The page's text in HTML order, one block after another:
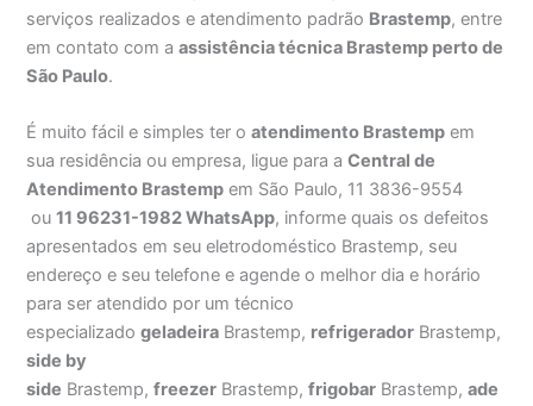
serviços realizados e atendimento padrão Brastemp, entre
em contato com aassistência técnica Brastemp perto de
São Paulo.
É muito fácil e simples ter oatendimento Brastemp em
sua residência ou empresa, ligue para aCentral de
Atendimento Brastemp em São Paulo, 11 3836-9554
ou11 96231-1982 WhatsApp, informe quais os defeitos
apresentados em seu eletrodoméstico Brastemp, seu
endereço e seu telefone e agende o melhor dia e horário
para ser atendido por um técnico
especializadogeladeira Brastemp, refrigerador Brastemp,
side by
side Brastemp,freezer Brastemp,frigobar Brastemp,ade